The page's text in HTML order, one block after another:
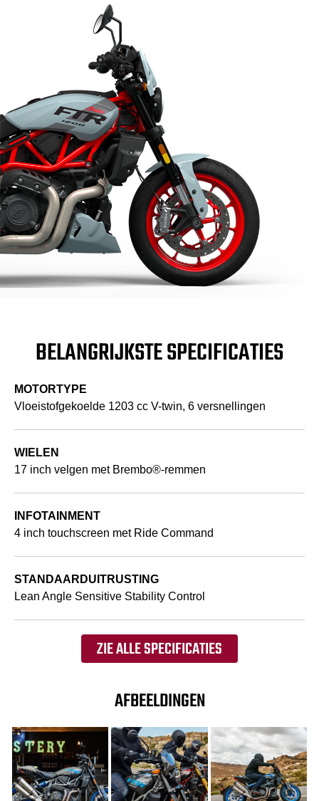
BELANGRIJKSTE SPECIFICATIES
MOTORTYPE
Vloeistofgekoelde 1203 cc V-twin, 6 versnellingen
WIELEN
17 inch velgen met Brembo®-remmen
INFOTAINMENT
4 inch touchscreen met Ride Command
STANDAARDUITRUSTING
Lean Angle Sensitive Stability Control
ZIE ALLE SPECIFICATIES
AFBEELDINGEN